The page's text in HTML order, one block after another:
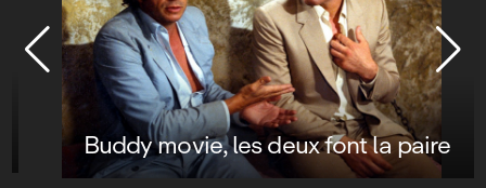
Buddy movie, les deux font la paire